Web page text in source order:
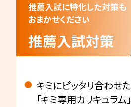
推薦入試に特化した対策も
おまかせください
推薦入試対策
キミにピッタリ合わせた
「キミ専用カリキュラム」